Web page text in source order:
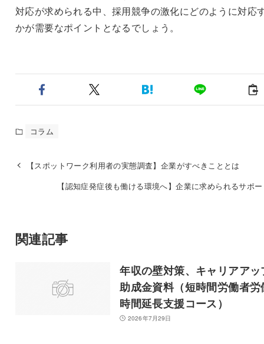
対応が求められる中、採用競争の激化にどのように対応
かが需要なポイントとなるでしょう。
コラム
【スポットワーク利用者の実態調査】企業がすべきこととは
【認知症発症後も働ける環境へ】企業に求められるサポ
関連記事
年収の壁対策、キャリアアッ
助成金資料（短時間労働者労
時間延長支援コース）
2026年7月29日